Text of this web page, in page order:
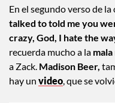
En el segundo verso de la
talked to told me you
crazy, God, I hate the
recuerda mucho a la
a Zack. Madison Beer,
hay un video, que se